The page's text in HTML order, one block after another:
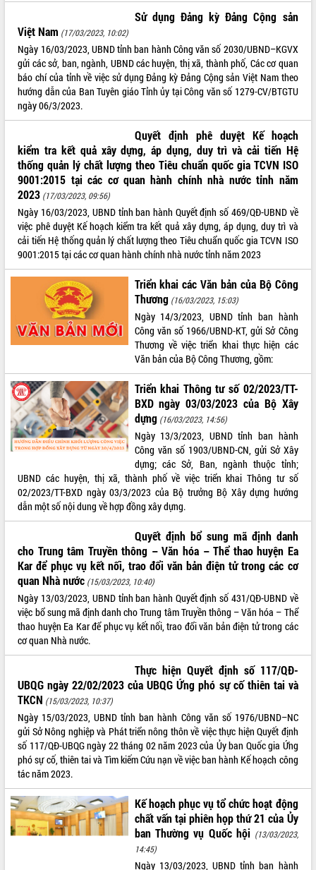
Sử dụng Đảng kỳ Đảng Cộng sản
Việt Nam (17/03/2023, 10:02)
Ngày 16/03/2023, UBND tỉnh ban hành Công văn số 2030/UBND–KGVX
gửi các sở, ban, ngành, UBND các huyện, thị xã, thành phố, Các cơ quan
báo chí của tỉnh về việc sử dụng Đảng kỳ Đảng Cộng sản Việt Nam theo
hướng dẫn của Ban Tuyên giáo Tỉnh ủy tại Công văn số 1279-CV/BTGTU
ngày 06/3/2023.
Quyết định phê duyệt Kế hoạch
kiểm tra kết quả xây dựng, áp dụng, duy trì và cải tiến Hệ
thống quản lý chất lượng theo Tiêu chuẩn quốc gia TCVN ISO
9001:2015 tại các cơ quan hành chính nhà nước tỉnh năm
2023 (17/03/2023, 09:56)
Ngày 16/03/2023, UBND tỉnh ban hành Quyết định số 469/QĐ-UBND về
việc phê duyệt Kế hoạch kiểm tra kết quả xây dựng, áp dụng, duy trì và
cải tiến Hệ thống quản lý chất lượng theo Tiêu chuẩn quốc gia TCVN ISO
9001:2015 tại các cơ quan hành chính nhà nước tỉnh năm 2023
Triển khai các Văn bản của Bộ Công
Thương (16/03/2023, 15:03)
Ngày 14/3/2023, UBND tỉnh ban hành
Công văn số 1966/UBND-KT, gửi Sở Công
Thương về việc triển khai thực hiện các
Văn bản của Bộ Công Thương, gồm:
Triển khai Thông tư số 02/2023/TT-
BXD ngày 03/03/2023 của Bộ Xây
dựng (16/03/2023, 14:56)
Ngày 13/3/2023, UBND tỉnh ban hành
Công văn số 1903/UBND-CN, gửi Sở Xây
dựng; các Sở, Ban, ngành thuộc tỉnh;
UBND các huyện, thị xã, thành phố về việc triển khai Thông tư số
02/2023/TT-BXD ngày 03/3/2023 của Bộ trưởng Bộ Xây dựng hướng
dẫn một số nội dung về hợp đồng xây dựng.
Quyết định bổ sung mã định danh
cho Trung tâm Truyền thông – Văn hóa – Thể thao huyện Ea
Kar để phục vụ kết nối, trao đổi văn bản điện tử trong các cơ
quan Nhà nước (15/03/2023, 10:40)
Ngày 13/03/2023, UBND tỉnh ban hành Quyết định số 431/QĐ-UBND về
việc bổ sung mã định danh cho Trung tâm Truyền thông – Văn hóa – Thể
thao huyện Ea Kar để phục vụ kết nối, trao đổi văn bản điện tử trong các
cơ quan Nhà nước.
Thực hiện Quyết định số 117/QĐ-
UBQG ngày 22/02/2023 của UBQG
(15/03/2023, 10:37)
Ngày 15/03/2023, UBND tỉnh ban hành
Công văn số 1976/UBND–NC gửi Sở Nông
nghiệp và Phát triển nông thôn về việc
ngày 22 tháng 02 năm 2023 của Ủy ban Quốc gia Ứng phó sự cố, thiên
tai và Tìm kiếm Cứu nạn về việc ban hành Kế hoạch công tác năm 2023.
Kế hoạch phục vụ tổ chức hoạt động
chất vấn tại phiên họp thứ 21 của Ủy
ban Thường vụ Quốc hội
(13/03/2023,